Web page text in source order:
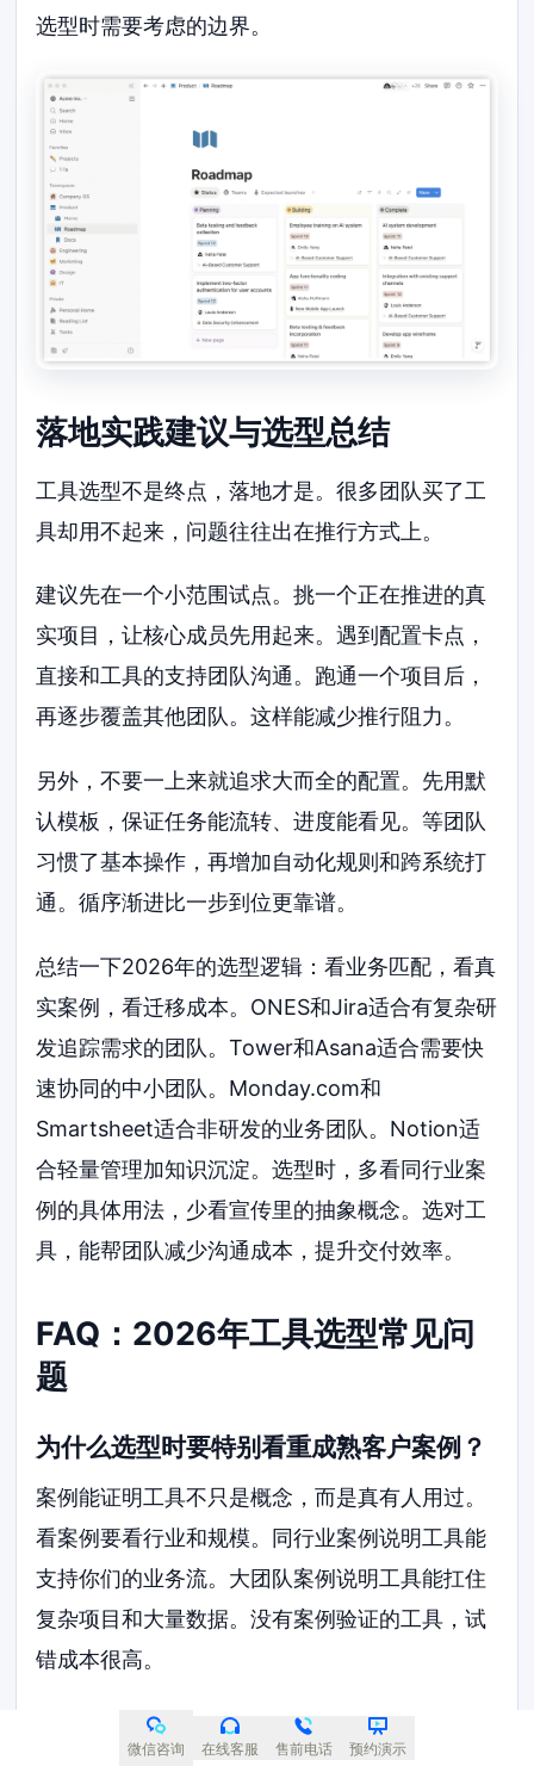
选型时需要考虑的边界。
落地实践建议与选型总结
工具选型不是终点，落地才是。很多团队买了工
具却用不起来，问题往往出在推行方式上。
建议先在一个小范围试点。挑一个正在推进的真
实项目，让核心成员先用起来。遇到配置卡点，
直接和工具的支持团队沟通。跑通一个项目后，
再逐步覆盖其他团队。这样能减少推行阻力。
另外，不要一上来就追求大而全的配置。先用默
认模板，保证任务能流转、进度能看见。等团队
习惯了基本操作，再增加自动化规则和跨系统打
通。循序渐进比一步到位更靠谱。
总结一下2026年的选型逻辑：看业务匹配，看真
实案例，看迁移成本。ONES和Jira适合有复杂研
发追踪需求的团队。Tower和Asana适合需要快
速协同的中小团队。Monday.com和
Smartsheet适合非研发的业务团队。Notion适
合轻量管理加知识沉淀。选型时，多看同行业案
例的具体用法，少看宣传里的抽象概念。选对工
具，能帮团队减少沟通成本，提升交付效率。
FAQ：2026年工具选型常见问
题
为什么选型时要特别看重成熟客户案例？
案例能证明工具不只是概念，而是真有人用过。
看案例要看行业和规模。同行业案例说明工具能
支持你们的业务流。大团队案例说明工具能扛住
复杂项目和大量数据。没有案例验证的工具，试
错成本很高。
Jira和ONES都做研发管理，2026年选哪
微信咨询 在线客服 售前电话 预约演示